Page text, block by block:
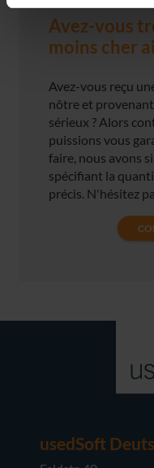
Avez-vous
moins cher
Avez-vous reçu
nôtre et
sérieux ? Alors
puissions vous
faire, nous avons
spécifiant la
précis. N'hésitez
usedSoft